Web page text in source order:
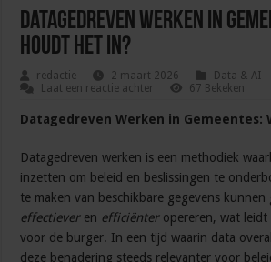
Datagedreven werken in
houdt het in?
redactie 2 maart 2026
Data & AI
Laat een reactie achter
67 Bekeken
Datagedreven Werken in Gemeentes:
Datagedreven werken is een methodiek
inzetten om beleid en beslissingen te
te maken van beschikbare gegevens kunnen
effectieveren efficiënteropereren, wat leidt
voor de burger. In een tijd waarin data
deze benadering steeds relevanter voor